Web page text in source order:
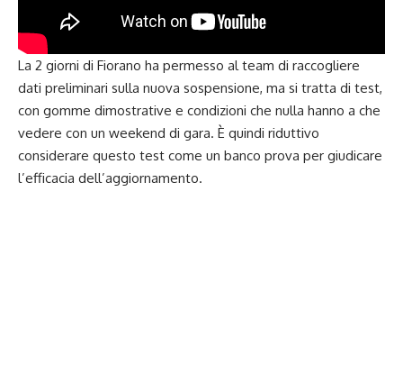
La 2 giorni di Fiorano ha permesso al team di raccogliere
dati preliminari sulla nuova sospensione, ma si tratta di test,
con gomme dimostrative e condizioni che nulla hanno a che
vedere con un weekend di gara. È quindi riduttivo
considerare questo test come un banco prova per giudicare
l’efficacia dell’aggiornamento.